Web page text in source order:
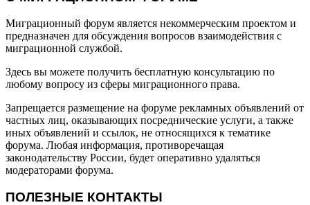
Миграционный форум является некоммерческим проектом и
предназначен для обсуждения вопросов взаимодействия с
миграционной службой.
Здесь вы можете получить бесплатную консультацию по
любому вопросу из сферы миграционного права.
Запрещается размещение на форуме рекламных объявлений от
частных лиц, оказывающих посреднические услуги, а также
иных объявлений и ссылок, не относящихся к тематике
форума. Любая информация, противоречащая
законодательству России, будет оперативно удаляться
модераторами форума.
ПОЛЕЗНЫЕ КОНТАКТЫ